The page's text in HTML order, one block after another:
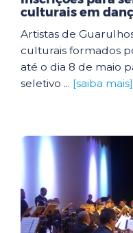
culturais em
Artistas de
culturais formados
até o dia 8 de maio
seletivo ... [saiba mais]